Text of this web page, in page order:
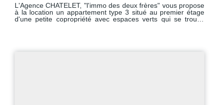
L'Agence CHATELET, "l'immo des deux frères" vous propose
à la location un appartement type 3 situé au premier étage
d'une petite copropriété avec espaces verts qui se trouve